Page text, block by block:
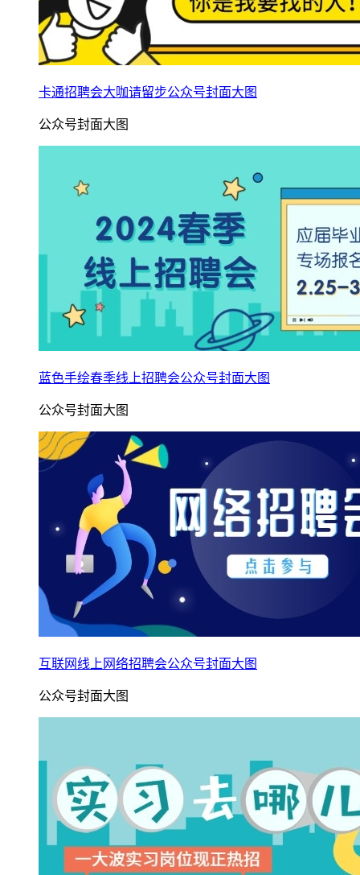
卡通招聘会大咖请留步公众号封面大图
公众号封面大图
蓝色手绘春季线上招聘会公众号封面大图
公众号封面大图
互联网线上网络招聘会公众号封面大图
公众号封面大图